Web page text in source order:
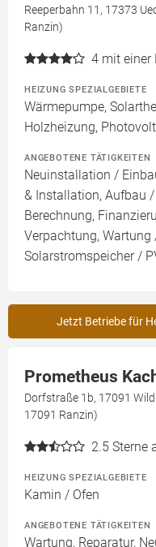
Reeperbahn 11, 17373
Ranzin)
4 mit einer
HEIZUNG SPEZIALGEBIETE
Wärmepumpe,
Holzheizung,
ANGEBOTENE TÄTIGKEITEN
Neuinstallation /
& Installation, Aufbau
Berechnung,
Verpachtung,
Solarstromspeicher /
Jetzt Betriebe für
Prometheus
Dorfstraße 1b, 17091
17091 Ranzin)
2.5 Sterne
HEIZUNG SPEZIALGEBIETE
Kamin / Ofen
ANGEBOTENE TÄTIGKEITEN
Wartung, Reparatur,